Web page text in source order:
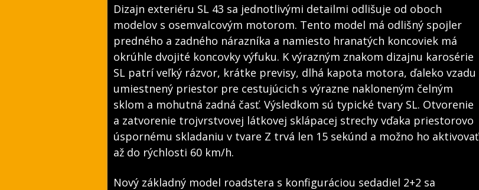
Dizajn exteriéru SL 43 sa jednotlivými detailmi odlišuje od oboch
modelov s osemvalcovým motorom. Tento model má odlišný spojler
predného a zadného nárazníka a namiesto hranatých koncoviek má
okrúhle dvojité koncovky výfuku. K výrazným znakom dizajnu karosérie
SL patrí veľký rázvor, krátke previsy, dlhá kapota motora, ďaleko vzadu
umiestnený priestor pre cestujúcich s výrazne nakloneným čelným
sklom a mohutná zadná časť. Výsledkom sú typické tvary SL. Otvorenie
a zatvorenie trojvrstvovej látkovej sklápacej strechy vďaka priestorovo
úspornému skladaniu v tvare Z trvá len 15 sekúnd a možno ho aktivovať
až do rýchlosti 60 km/h.
Nový základný model roadstera s konfiguráciou sedadiel 2+2 sa